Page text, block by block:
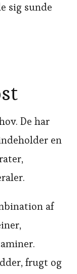
sig sunde
De har
en
af
frugt og